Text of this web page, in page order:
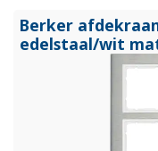
Berker
edelstaal/wit